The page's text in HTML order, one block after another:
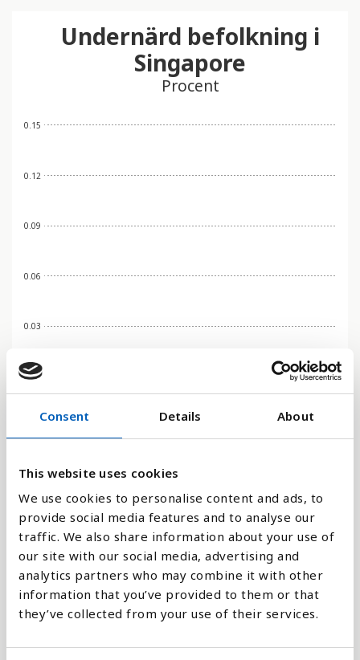
Consent Details About
This website uses cookies
We use cookies to personalise content and ads, to
provide social media features and to analyse our
traffic. We also share information about your use of
our site with our social media, advertising and
analytics partners who may combine it with other
information that you’ve provided to them or that
they’ve collected from your use of their services.
0
0.03
0.06
0.09
0.12
0.15
2001 2002 2003 2004 2005 2006 2007 2008 2009 2010 2011 2012 2013 2014 2015 2016 2017 2018 2019
Undernärd befolkning i
Singapore
Procent
Platt
Jämför med: